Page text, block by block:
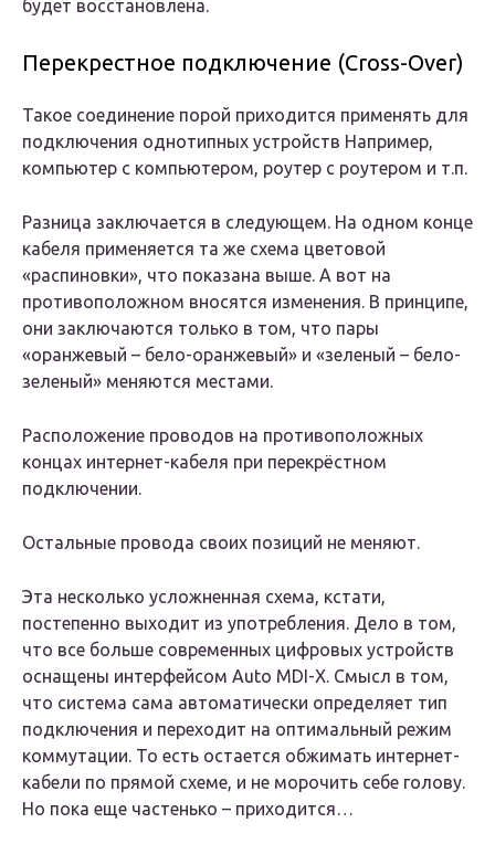
будет восстановлена.
Перекрестное подключение (Cross-Over)
Такое соединение порой приходится применять для
подключения однотипных устройств Например,
компьютер с компьютером, роутер с роутером и т.п.
Разница заключается в следующем. На одном конце
кабеля применяется та же схема цветовой
«распиновки», что показана выше. А вот на
противоположном вносятся изменения. В принципе,
они заключаются только в том, что пары
«оранжевый – бело-оранжевый» и «зеленый – бело-
зеленый» меняются местами.
Расположение проводов на противоположных
концах интернет-кабеля при перекрёстном
подключении.
Остальные провода своих позиций не меняют.
Эта несколько усложненная схема, кстати,
постепенно выходит из употребления. Дело в том,
что все больше современных цифровых устройств
оснащены интерфейсом Auto MDI-X. Смысл в том,
что система сама автоматически определяет тип
подключения и переходит на оптимальный режим
коммутации. То есть остается обжимать интернет-
кабели по прямой схеме, и не морочить себе голову.
Но пока еще частенько – приходится…